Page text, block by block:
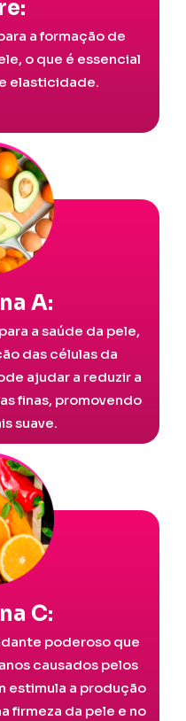
a formação de
o que é essencial
elasticidade.
A:
a saúde da pele,
das células da
ajudar a reduzir a
finas, promovendo
suave.
C:
poderoso que
causados pelos
estimula a produção
firmeza da pele e no